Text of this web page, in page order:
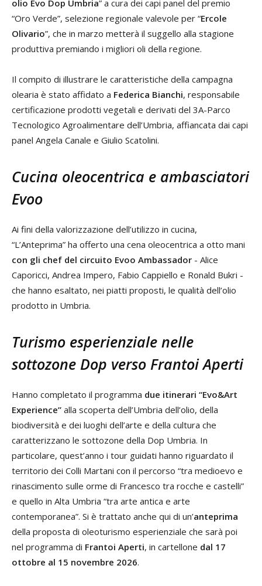
olio Evo Dop Umbria” a cura dei capi panel del premio
“Oro Verde”, selezione regionale valevole per “Ercole
Olivario”, che in marzo metterà il suggello alla stagione
produttiva premiando i migliori oli della regione.
Il compito di illustrare le caratteristiche della campagna
olearia è stato affidato a Federica Bianchi, responsabile
certificazione prodotti vegetali e derivati del 3A-Parco
Tecnologico Agroalimentare dell’Umbria, affiancata dai capi
panel Angela Canale e Giulio Scatolini.
Cucina oleocentrica e ambasciatori
Evoo
Ai fini della valorizzazione dell’utilizzo in cucina,
“L’Anteprima” ha offerto una cena oleocentrica a otto mani
con gli chef del circuito Evoo Ambassador - Alice
Caporicci, Andrea Impero, Fabio Cappiello e Ronald Bukri -
che hanno esaltato, nei piatti proposti, le qualità dell’olio
prodotto in Umbria.
Turismo esperienziale nelle
sottozone Dop verso Frantoi Aperti
Hanno completato il programma due itinerari “Evo&Art
Experience” alla scoperta dell’Umbria dell’olio, della
biodiversità e dei luoghi dell’arte e della cultura che
caratterizzano le sottozone della Dop Umbria. In
particolare, quest’anno i tour guidati hanno riguardato il
territorio dei Colli Martani con il percorso “tra medioevo e
rinascimento sulle orme di Francesco tra rocche e castelli”
e quello in Alta Umbria “tra arte antica e arte
contemporanea”. Si è trattato anche qui di un’anteprima
della proposta di oleoturismo esperienziale che sarà poi
nel programma di Frantoi Aperti, in cartellone dal 17
ottobre al 15 novembre 2026.